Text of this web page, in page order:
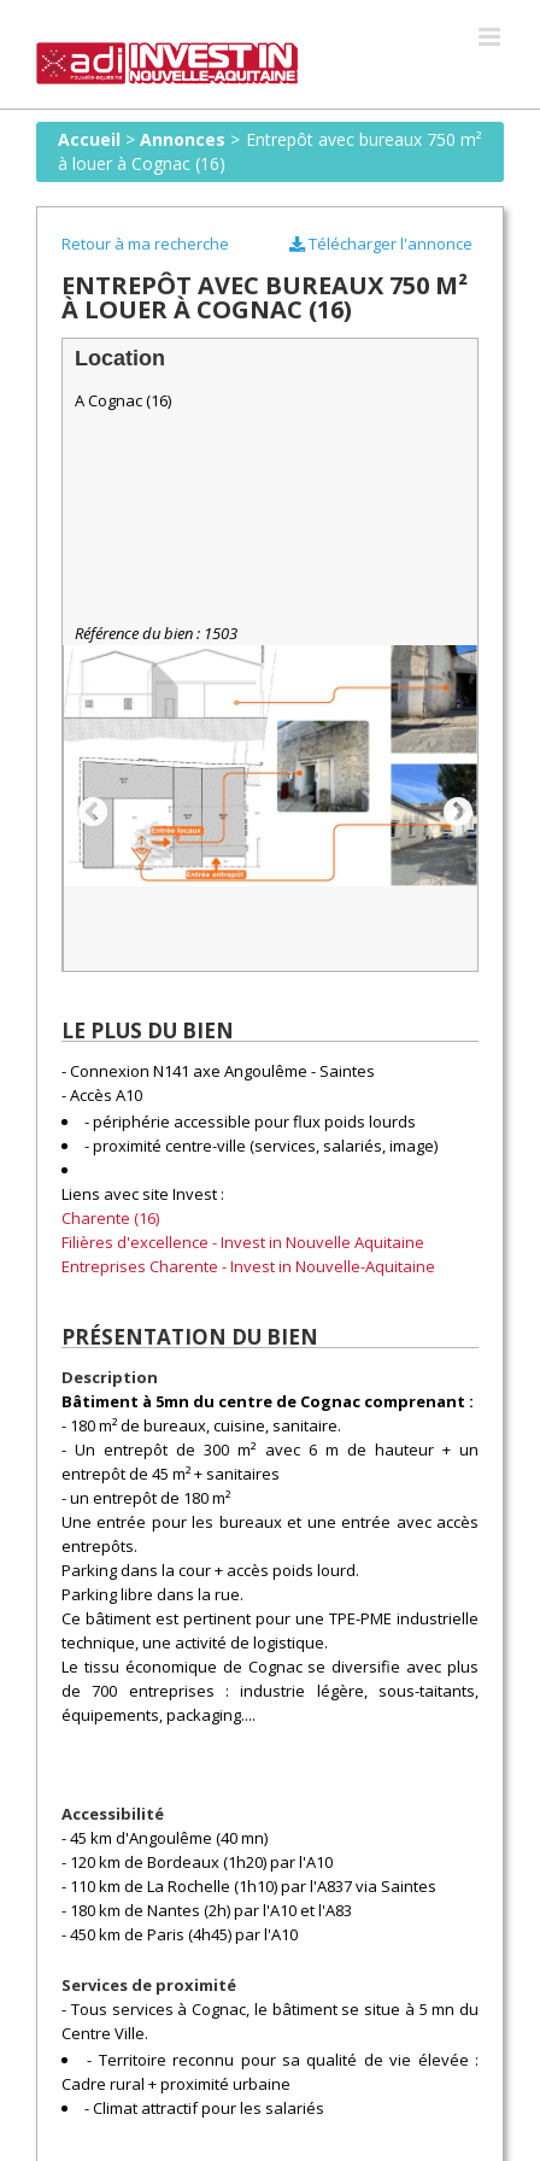
content
Accueil >Annonces > Entrepôt avec bureaux 750 m²
à louer à Cognac (16)
Retour à ma recherche
ENTREPÔT AVEC BUREAUX 750 M²
À LOUER À COGNAC (16)
Télécharger l'annonce
Location
A Cognac (16)
Référence du bien : 1503
LE PLUS DU BIEN
- Connexion N141 axe Angoulême - Saintes
- Accès A10
- périphérie accessible pour flux poids lourds
- proximité centre-ville (services, salariés, image)
Liens avec site Invest :
Charente (16)
Filières d'excellence - Invest in Nouvelle Aquitaine
Entreprises Charente - Invest in Nouvelle-Aquitaine
PRÉSENTATION DU BIEN
Description
Bâtiment à 5mn du centre de Cognac comprenant :
- 180 m² de bureaux, cuisine, sanitaire.
- Un entrepôt de 300 m² avec 6 m de hauteur + un
entrepôt de 45 m² + sanitaires
- un entrepôt de 180 m²
Une entrée pour les bureaux et une entrée avec accès
entrepôts.
Parking dans la cour + accès poids lourd.
Parking libre dans la rue.
Ce bâtiment est pertinent pour une TPE-PME industrielle
technique, une activité de logistique.
Le tissu économique de Cognac se diversifie avec plus
de 700 entreprises : industrie légère, sous-taitants,
équipements, packaging....
Accessibilité
- 45 km d'Angoulême (40 mn)
- 120 km de Bordeaux (1h20) par l'A10
- 110 km de La Rochelle (1h10) par l'A837 via Saintes
- 180 km de Nantes (2h) par l'A10 et l'A83
- 450 km de Paris (4h45) par l'A10
Services de proximité
- Tous services à Cognac, le bâtiment se situe à 5 mn du
Centre Ville.
- Territoire reconnu pour sa qualité de vie élevée :
Cadre rural + proximité urbaine
- Climat attractif pour les salariés